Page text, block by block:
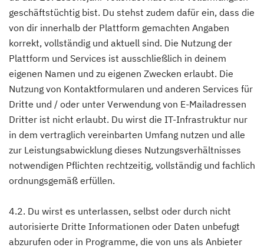
geschäftstüchtig bist. Du stehst zudem dafür ein, dass die
von dir innerhalb der Plattform gemachten Angaben
korrekt, vollständig und aktuell sind. Die Nutzung der
Plattform und Services ist ausschließlich in deinem
eigenen Namen und zu eigenen Zwecken erlaubt. Die
Nutzung von Kontaktformularen und anderen Services für
Dritte und / oder unter Verwendung von E-Mailadressen
Dritter ist nicht erlaubt. Du wirst die IT-Infrastruktur nur
in dem vertraglich vereinbarten Umfang nutzen und alle
zur Leistungsabwicklung dieses Nutzungsverhältnisses
notwendigen Pflichten rechtzeitig, vollständig und fachlich
ordnungsgemäß erfüllen.
4.2. Du wirst es unterlassen, selbst oder durch nicht
autorisierte Dritte Informationen oder Daten unbefugt
abzurufen oder in Programme, die von uns als Anbieter